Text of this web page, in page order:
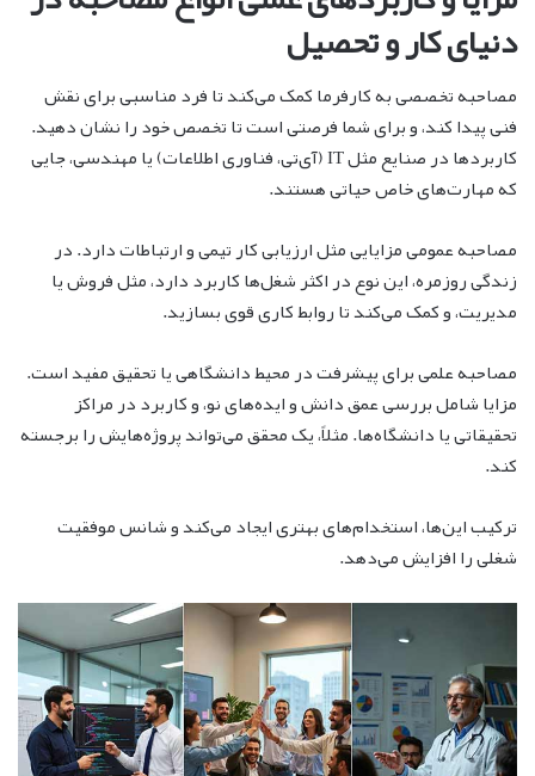
دنیای کار و تحصیل
مصاحبه تخصصی به کارفرما کمک می‌کند تا فرد مناسبی برای نقش
فنی پیدا کند، و برای شما فرصتی است تا تخصص خود را نشان دهید.
کاربردها در صنایع مثل IT (آی‌تی، فناوری اطلاعات) یا مهندسی، جایی
که مهارت‌های خاص حیاتی هستند.
مصاحبه عمومی مزایایی مثل ارزیابی کار تیمی و ارتباطات دارد. در
زندگی روزمره، این نوع در اکثر شغل‌ها کاربرد دارد، مثل فروش یا
مدیریت، و کمک می‌کند تا روابط کاری قوی بسازید.
مصاحبه علمی برای پیشرفت در محیط دانشگاهی یا تحقیق مفید است.
مزایا شامل بررسی عمق دانش و ایده‌های نو، و کاربرد در مراکز
تحقیقاتی یا دانشگاه‌ها. مثلاً، یک محقق می‌تواند پروژه‌هایش را برجسته
کند.
ترکیب این‌ها، استخدام‌های بهتری ایجاد می‌کند و شانس موفقیت
شغلی را افزایش می‌دهد.